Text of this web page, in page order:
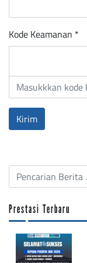
Kode Keamanan *
Prestasi Terbaru